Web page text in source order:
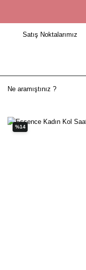
Satış Noktalarımız
%14